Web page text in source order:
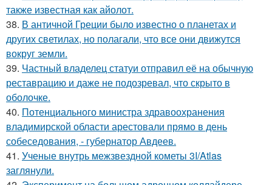
также известная как айолот.
38. В античной Греции было известно о планетах и
других светилах, но полагали, что все они движутся
вокруг земли.
39. Частный владелец статуи отправил её на обычную
реставрацию и даже не подозревал, что скрыто в
оболочке.
40. Потенциального министра здравоохранения
владимирской области арестовали прямо в день
собеседования, - губернатор Авдеев.
41. Ученые внутрь межзвездной кометы 3I/Atlas
заглянули.